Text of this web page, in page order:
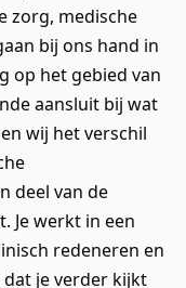
zorg, medische
bij ons hand in
op het gebied van
aansluit bij wat
wij het verschil
deel van de
Je werkt in een
redeneren en
je verder kijkt